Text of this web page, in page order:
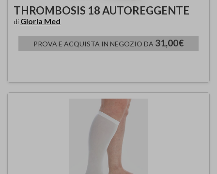
THROMBOSIS 18 AUTOREGGENTE
di Gloria Med
PROVA E ACQUISTA IN NEGOZIO DA 31,00€